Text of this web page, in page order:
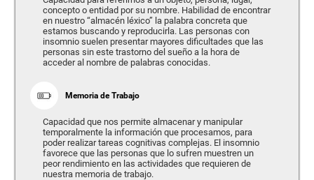
concepto o entidad por su nombre. Habilidad de encontrar
en nuestro “almacén léxico” la palabra concreta que
estamos buscando y reproducirla. Las personas con
insomnio suelen presentar mayores dificultades que las
personas sin este trastorno del sueño a la hora de
acceder al nombre de palabras conocidas.
Memoria de Trabajo
Capacidad que nos permite almacenar y manipular
temporalmente la información que procesamos, para
poder realizar tareas cognitivas complejas. El insomnio
favorece que las personas que lo sufren muestren un
peor rendimiento en las actividades que requieren de
nuestra memoria de trabajo.